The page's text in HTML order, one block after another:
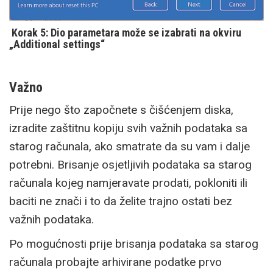
Korak 5: Dio parametara može se izabrati na okviru
„Additional settings“
Važno
Prije nego što započnete s čišćenjem diska,
izradite zaštitnu kopiju svih važnih podataka sa
starog računala, ako smatrate da su vam i dalje
potrebni. Brisanje osjetljivih podataka sa starog
računala kojeg namjeravate prodati, pokloniti ili
baciti ne znači i to da želite trajno ostati bez
važnih podataka.
Po mogućnosti prije brisanja podataka sa starog
računala probajte arhivirane podatke prvo